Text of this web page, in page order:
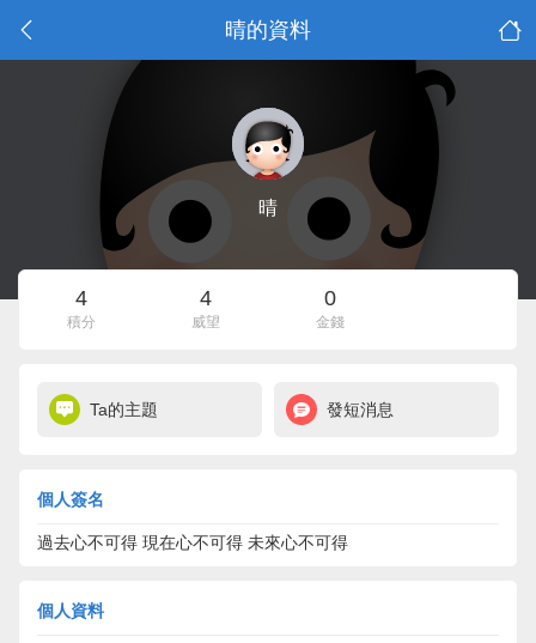
晴的資料
晴
4
積分
4
威望
0
金錢
Ta的主題 發短消息
個人簽名
過去心不可得 現在心不可得 未來心不可得
個人資料